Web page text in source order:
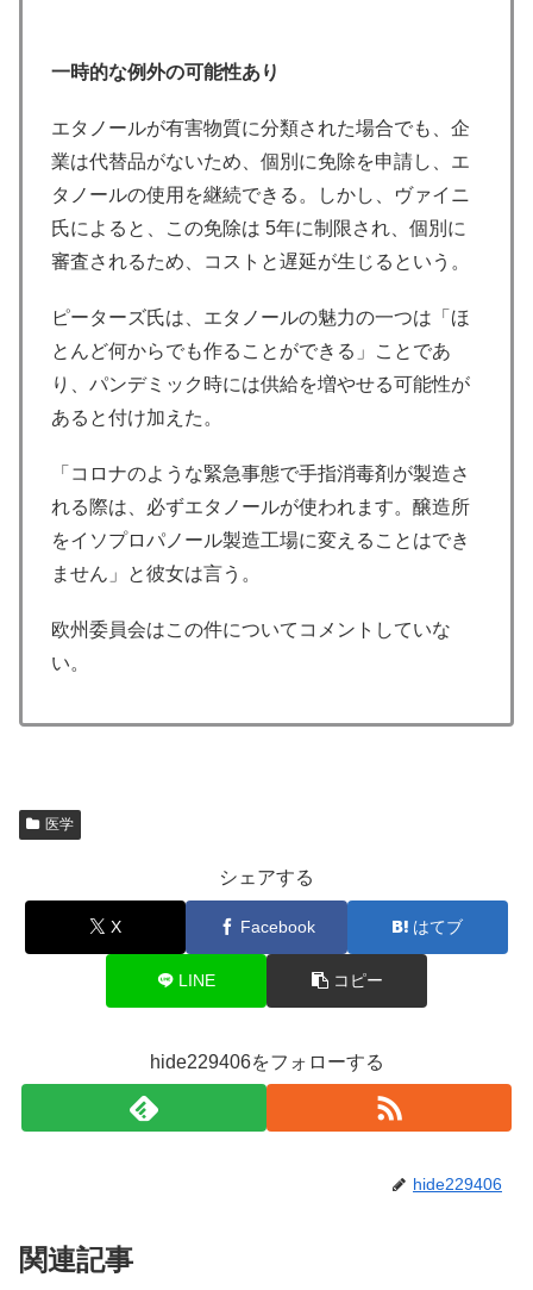
一時的な例外の可能性あり
エタノールが有害物質に分類された場合でも、企
業は代替品がないため、個別に免除を申請し、エ
タノールの使用を継続できる。しかし、ヴァイニ
氏によると、この免除は 5年に制限され、個別に
審査されるため、コストと遅延が生じるという。
ピーターズ氏は、エタノールの魅力の一つは「ほ
とんど何からでも作ることができる」ことであ
り、パンデミック時には供給を増やせる可能性が
あると付け加えた。
「コロナのような緊急事態で手指消毒剤が製造さ
れる際は、必ずエタノールが使われます。醸造所
をイソプロパノール製造工場に変えることはでき
ません」と彼女は言う。
欧州委員会はこの件についてコメントしていな
い。
医学
シェアする
X Facebook はてブ
LINE コピー
hide229406をフォローする
hide229406
関連記事